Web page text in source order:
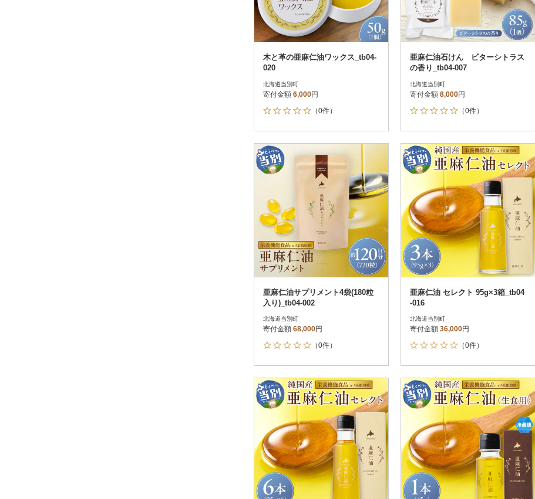
木と革の亜麻仁油ワックス_tb04-
020
北海道当別町
寄付金額 6,000円
（0件）
亜麻仁油石けん ビターシトラス
の香り_tb04-007
北海道当別町
寄付金額 8,000円
（0件）
亜麻仁油サプリメント4袋(180粒
入り)_tb04-002
北海道当別町
寄付金額 68,000円
（0件）
亜麻仁油 セレクト 95g×3箱_tb04
-016
北海道当別町
寄付金額 36,000円
（0件）